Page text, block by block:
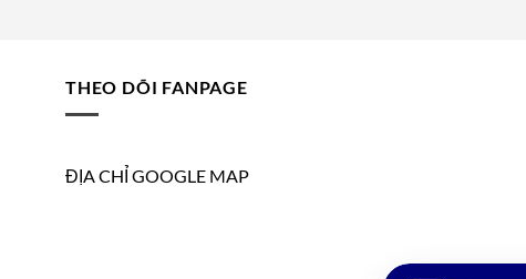
THEO DÕI FANPAGE
ĐỊA CHỈ GOOGLE MAP